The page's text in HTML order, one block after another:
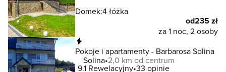
Domek:4 łóżka
od235 zł
za 1 noc, 2 osoby
Pokoje i apartamenty - Barbarosa Solina
Solina 2,0 km od centrum
9.1 Rewelacyjny 33 opinie